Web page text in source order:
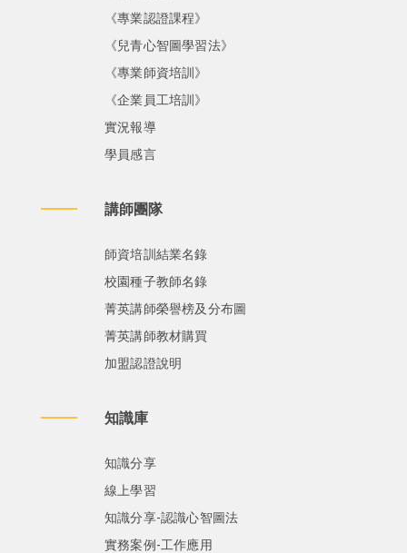
《專業認證課程》
《兒青心智圖學習法》
《專業師資培訓》
《企業員工培訓》
實況報導
學員感言
講師團隊
師資培訓結業名錄
校園種子教師名錄
菁英講師榮譽榜及分布圖
菁英講師教材購買
加盟認證說明
知識庫
知識分享
線上學習
知識分享-認識心智圖法
實務案例-工作應用